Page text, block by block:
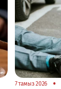
7 тамыз 2026 •